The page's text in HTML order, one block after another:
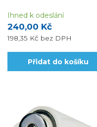
240,00 Kč
198,35 Kč bez DPH
Ihned k odeslání
Přidat do košíku